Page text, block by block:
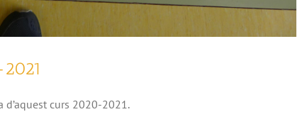
d’aquest curs 2020-2021.